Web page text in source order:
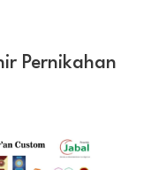
Pernikahan